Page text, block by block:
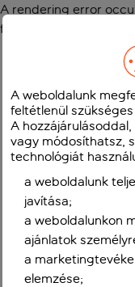
A rendering error
function
A weboldalunk
feltétlenül
A
vagy módosíthatsz,
technológiát
a weboldalunk
javítása;
a weboldalunkon
ajánlatok
a
elemzése;